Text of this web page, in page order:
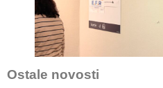
Ostale novosti